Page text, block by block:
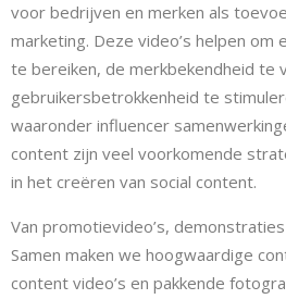
voor bedrijven en merken als
marketing. Deze video’s helpen
te bereiken, de merkbekendheid te
gebruikersbetrokkenheid te
waaronder influencer
content zijn veel voorkomende
in het creëren van social content.
Van promotievideo’s,
Samen maken we hoogwaardige
content video’s en pakkende